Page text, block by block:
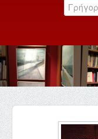
Κατάλογος
Εκδηλώσεις
Επικοινωνία